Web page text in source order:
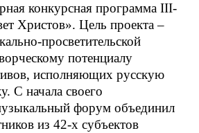
конкурсная программа III-
Христов». Цель проекта –
просветительской
потенциалу
исполняющих русскую
С начала своего
форум объединил
из 42-х субъектов